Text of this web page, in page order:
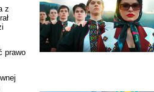
z
prawo